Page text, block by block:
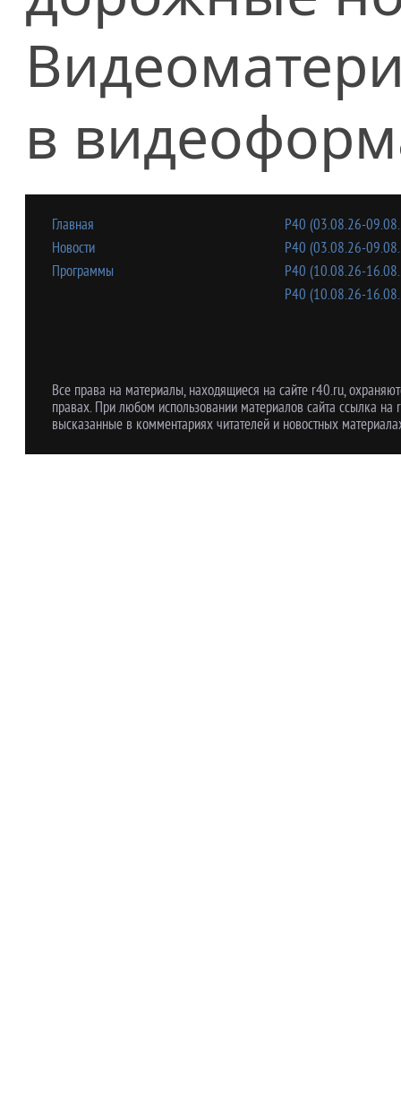
в
Главная
Новости
Программы
Р40 (03.08.26-
Р40 (03.08.26-
Р40 (10.08.26-
Р40 (10.08.26-
Все права на материалы, находящиеся на сайте r40.ru,
правах. При любом использовании материалов сайта ссылка
высказанные в комментариях читателей и новостных